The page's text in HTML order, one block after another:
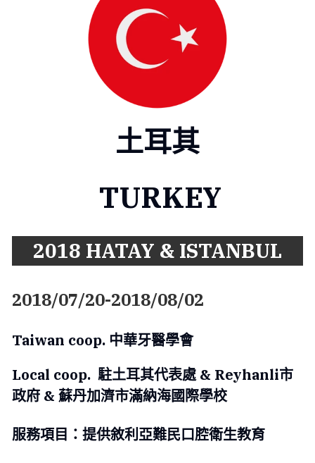
土耳其
TURKEY
2018 HATAY & ISTANBUL
2018/07/20-2018/08/02
Taiwan coop. 中華牙醫學會
Local coop.  駐土耳其代表處 & Reyhanli市
政府 & 蘇丹加濟市滿納海國際學校
服務項目：提供敘利亞難民口腔衛生教育